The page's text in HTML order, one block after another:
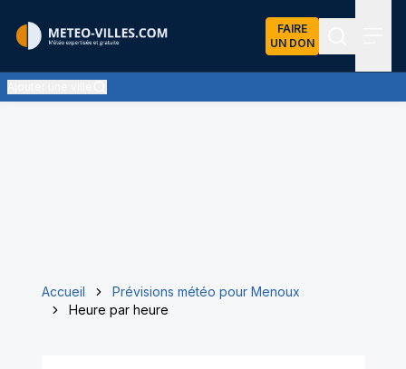
FAIRE
UN DON
Accueil
Prévisions météo pour Menoux
Heure par heure